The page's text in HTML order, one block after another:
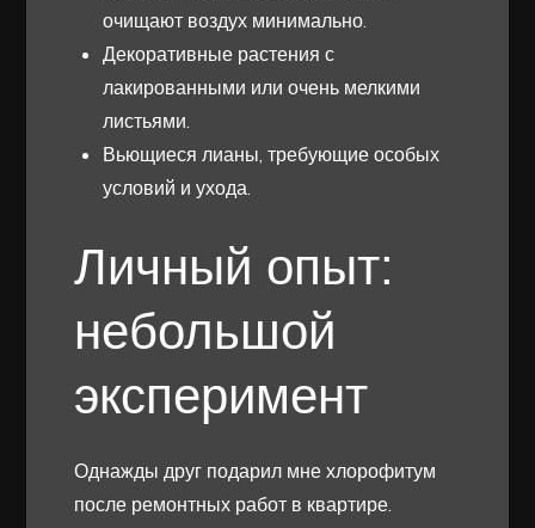
очищают воздух минимально.
Декоративные растения с
лакированными или очень мелкими
листьями.
Вьющиеся лианы, требующие особых
условий и ухода.
Личный опыт:
небольшой
эксперимент
Однажды друг подарил мне хлорофитум
после ремонтных работ в квартире.